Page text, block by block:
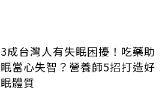
3成台灣人有失眠困擾！吃藥助
眠當心失智？營養師5招打造好
眠體質